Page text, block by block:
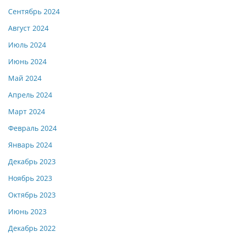
Сентябрь 2024
Август 2024
Июль 2024
Июнь 2024
Май 2024
Апрель 2024
Март 2024
Февраль 2024
Январь 2024
Декабрь 2023
Ноябрь 2023
Октябрь 2023
Июнь 2023
Декабрь 2022